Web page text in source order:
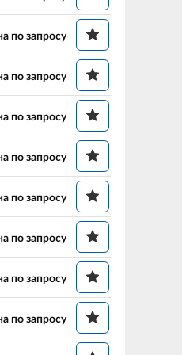
по запросу
по запросу
по запросу
по запросу
по запросу
по запросу
по запросу
по запросу